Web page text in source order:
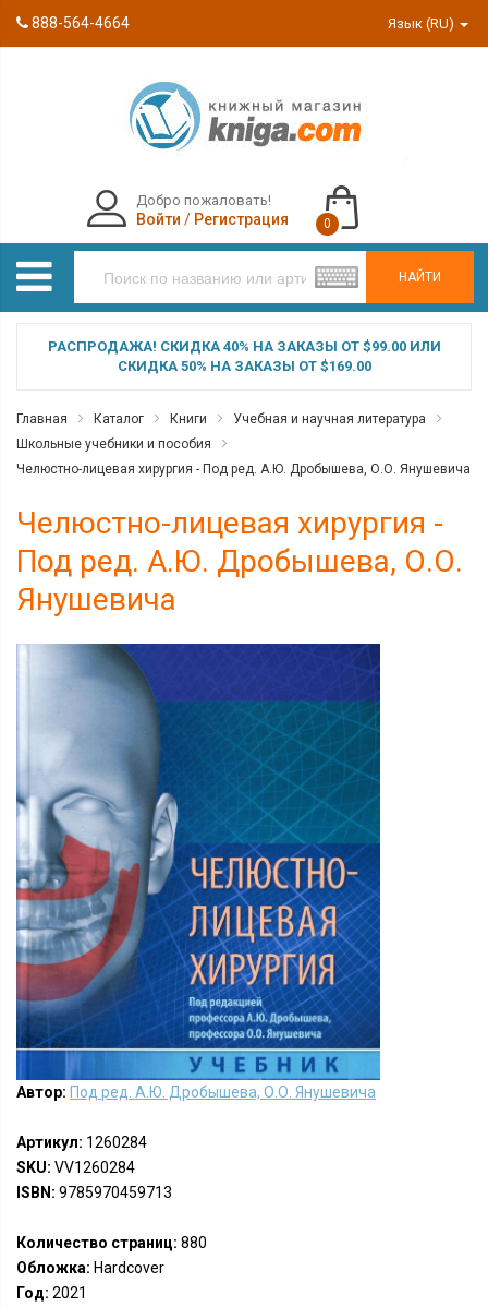
888-564-4664 Язык (RU)
НАЙТИ
Добро пожаловать!
Войти / Регистрация 0
РАСПРОДАЖА! СКИДКА 40% НА ЗАКАЗЫ ОТ $99.00 ИЛИ
СКИДКА 50% НА ЗАКАЗЫ ОТ $169.00
Главная Каталог Книги
Учебная и научная литература
Школьные учебники и пособия
Челюстно-лицевая хирургия - Под ред. А.Ю. Дробышева, О.О. Янушевича
Челюстно-лицевая хирургия -
Под ред. А.Ю. Дробышева, О.О.
Янушевича
Автор: Под ред. А.Ю. Дробышева, О.О. Янушевича
Артикул: 1260284
SKU: VV1260284
ISBN: 9785970459713
Количество страниц: 880
Обложка: Hardcover
Год: 2021